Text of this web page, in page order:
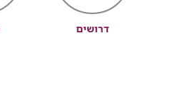
דרושים